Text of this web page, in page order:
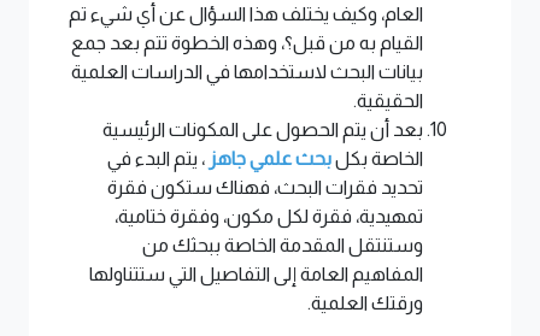
العام، وكيف يختلف هذا السؤال عن أي شيء تم
القيام به من قبل؟، وهذه الخطوة تتم بعد جمع
بيانات البحث لاستخدامها في الدراسات العلمية
الحقيقية.
بعد أن يتم الحصول على المكونات الرئيسية
الخاصة بكلبحث علمي جاهز ، يتم البدء في
تحديد فقرات البحث، فهناك ستكون فقرة
تمهيدية، فقرة لكل مكون، وفقرة ختامية،
وستنتقل المقدمة الخاصة ببحثك من
المفاهيم العامة إلى التفاصيل التي ستتناولها
ورقتك العلمية.